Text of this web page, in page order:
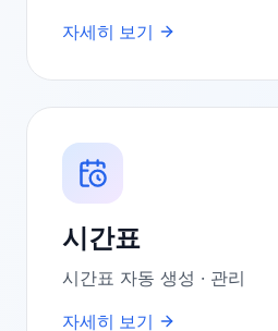
자세히 보기
시간표
시간표 자동 생성 · 관리
자세히 보기